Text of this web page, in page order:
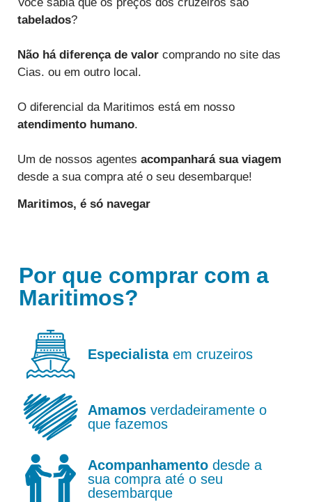
tabelados?
Não há diferença de valor comprando no site das
Cias. ou em outro local.
O diferencial da Maritimos está em nosso
atendimento humano.
Um de nossos agentes acompanhará sua viagem
desde a sua compra até o seu desembarque!
Maritimos, é só navegar
Por que comprar com a
Maritimos?
Especialistaem cruzeiros
Amamosverdadeiramente o
que fazemos
Acompanhamentodesde a
sua compra até o seu
desembarque